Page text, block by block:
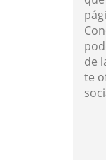
de
te